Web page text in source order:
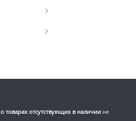
о товарах отсутствующих в наличии не